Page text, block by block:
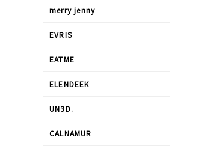
merry jenny
EVRIS
EATME
ELENDEEK
UN3D.
CALNAMUR